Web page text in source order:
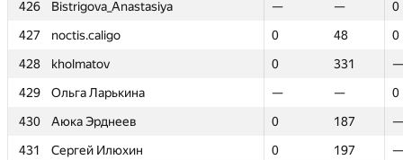
426
Bistrigova_Anastasiya — —
0
427
noctis.caligo 0 48
0
428
kholmatov 0 331
—
429
Ольга Ларькина — —
0
430
Аюка Эрднеев 0 187
—
431
Сергей Илюхин 0 197
—
426
Bistrigova_Anastasiya — —
0
427
noctis.caligo 0 48
0
428
kholmatov 0 331
—
429
Ольга Ларькина — —
0
430
Аюка Эрднеев 0 187
—
431
Сергей Илюхин 0 197
—